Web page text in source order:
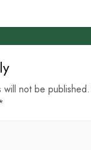
will not be